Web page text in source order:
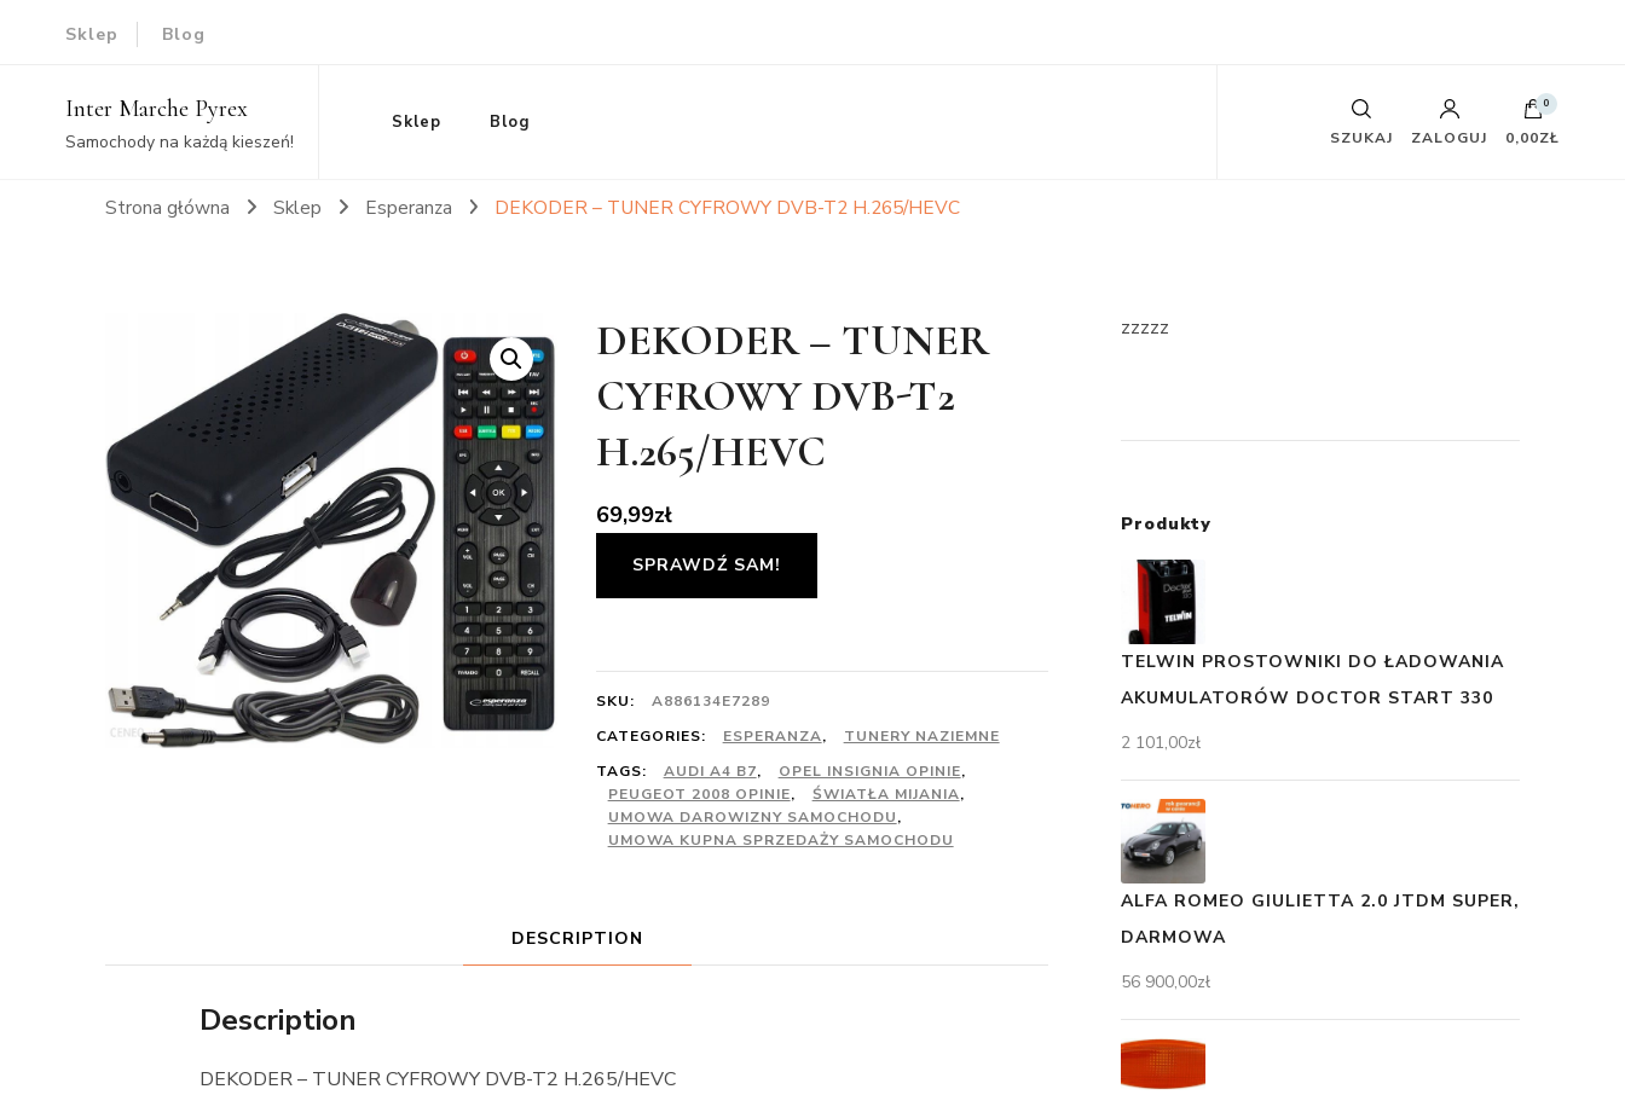
Sklep Blog
Inter Marche Pyrex
Samochody na każdą kieszeń!
Sklep Blog
SZUKAJ ZALOGUJ
0
0,00ZŁ
Strona główna Sklep Esperanza DEKODER – TUNER CYFROWY DVB-T2 H.265/HEVC
DEKODER – TUNER
CYFROWY DVB-T2
H.265/HEVC
69,99zł
SPRAWDŹ SAM!
SKU:
A886134E7289
CATEGORIES:
ESPERANZA,
TUNERY NAZIEMNE
TAGS:
AUDI A4 B7, OPEL INSIGNIA OPINIE,
PEUGEOT 2008 OPINIE, ŚWIATŁA MIJANIA,
UMOWA DAROWIZNY SAMOCHODU,
UMOWA KUPNA SPRZEDAŻY SAMOCHODU
DESCRIPTION
Description
DEKODER – TUNER CYFROWY DVB-T2 H.265/HEVC
zzzzz
Produkty
TELWIN PROSTOWNIKI DO ŁADOWANIA
AKUMULATORÓW DOCTOR START 330
2 101,00zł
ALFA ROMEO GIULIETTA 2.0 JTDM SUPER,
DARMOWA
56 900,00zł